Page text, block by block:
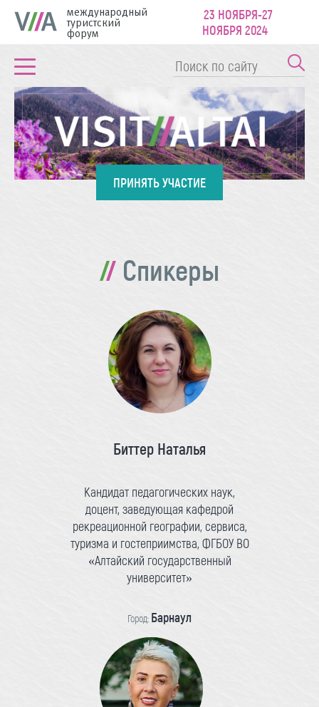
международный
туристский
форум
23 НОЯБРЯ-27
НОЯБРЯ 2024
ПРИНЯТЬ УЧАСТИЕ
Спикеры
Биттер Наталья
Кандидат педагогических наук,
доцент, заведующая кафедрой
рекреационной географии, сервиса,
туризма и гостеприимства, ФГБОУ ВО
«Алтайский государственный
университет»
Город: Барнаул